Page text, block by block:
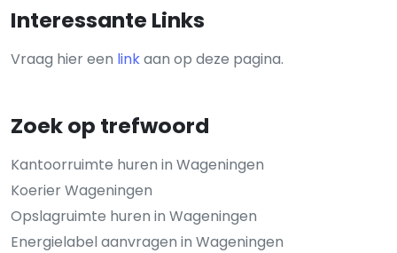
Interessante Links
Vraag hier een linkaan op deze pagina.
Zoek op trefwoord
Kantoorruimte huren in Wageningen
Koerier Wageningen
Opslagruimte huren in Wageningen
Energielabel aanvragen in Wageningen